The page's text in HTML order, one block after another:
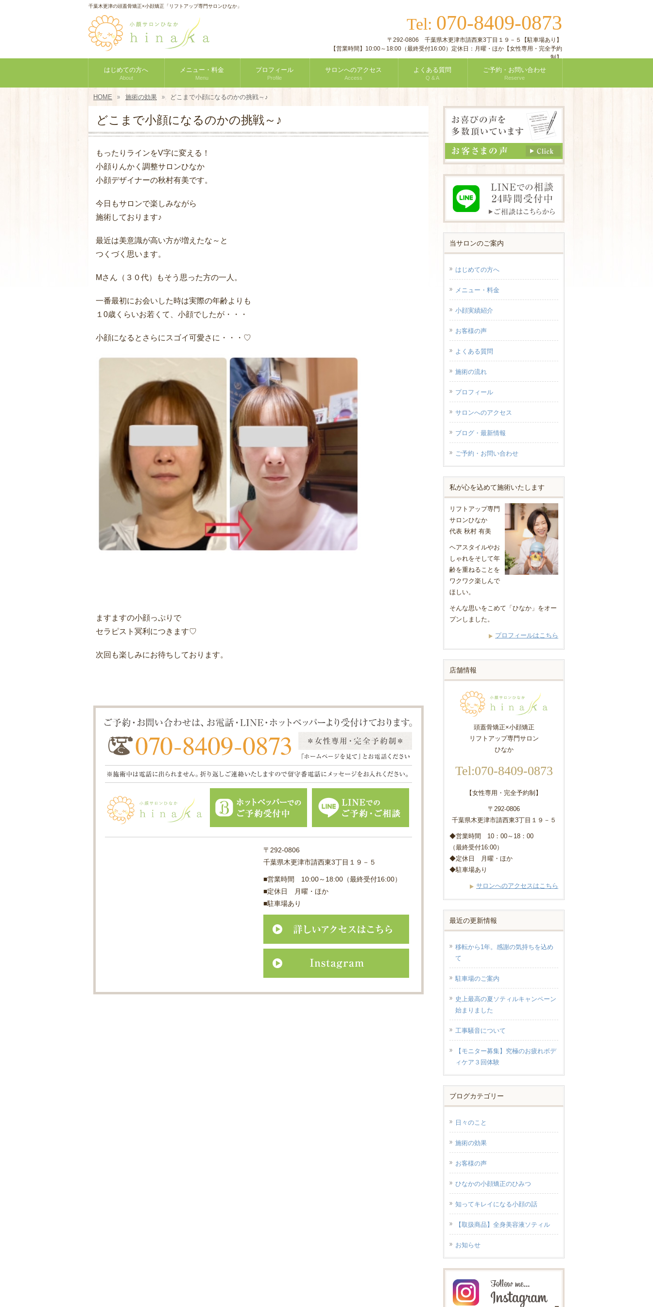
千葉木更津の頭蓋骨矯正×小顔矯正「リフトアップ専門サロンひなか」
Tel: 070-8409-0873
〒292-0806 千葉県木更津市請西東3丁目１９－５【駐車場あり】
【営業時間】10:00～18:00（最終受付16:00）定休日：月曜・ほか【女性専用・完全予約
制】
はじめての方へ
About
メニュー・料金
Menu
プロフィール
Profile
サロンへのアクセス
Access
よくある質問
Q & A
ご予約・お問い合わせ
Reserve
HOME 施術の効果 どこまで小顔になるのかの挑戦～♪
どこまで小顔になるのかの挑戦～♪
もったりラインをV字に変える！
小顔りんかく調整サロンひなか
小顔デザイナーの秋村有美です。
今日もサロンで楽しみながら
施術しております♪
最近は美意識が高い方が増えたな～と
つくづく思います。
Mさん（３０代）もそう思った方の一人。
一番最初にお会いした時は実際の年齢よりも
１0歳くらいお若くて、小顔でしたが・・・
小顔になるとさらにスゴイ可愛さに・・・♡
ますますの小顔っぷりで
セラピスト冥利につきます♡
次回も楽しみにお待ちしております。
〒292-0806
千葉県木更津市請西東3丁目１９－５
■営業時間 10:00～18:00（最終受付16:00）
■定休日 月曜・ほか
■駐車場あり
当サロンのご案内
はじめての方へ
メニュー・料金
小顔実績紹介
お客様の声
よくある質問
施術の流れ
プロフィール
サロンへのアクセス
ブログ・最新情報
ご予約・お問い合わせ
私が心を込めて施術いたします
リフトアップ専門
サロンひなか
代表 秋村 有美
ヘアスタイルやお
しゃれをそして年
齢を重ねることを
ワクワク楽しんで
ほしい。
そんな思いをこめて「ひなか」をオー
プンしました。
プロフィールはこちら
店舗情報
頭蓋骨矯正×小顔矯正
リフトアップ専門サロン
ひなか
Tel:070-8409-0873
【女性専用・完全予約制】
〒292-0806
千葉県木更津市請西東3丁目１９－５
◆営業時間 10：00～18：00
（最終受付16:00）
◆定休日 月曜・ほか
◆駐車場あり
サロンへのアクセスはこちら
最近の更新情報
移転から1年。感謝の気持ちを込め
て
駐車場のご案内
史上最高の夏ソティルキャンペーン
始まりました
工事騒音について
【モニター募集】究極のお疲れボデ
ィケア３回体験
ブログカテゴリー
日々のこと
施術の効果
お客様の声
ひなかの小顔矯正のひみつ
知ってキレイになる小顔の話
【取扱商品】全身美容液ソティル
お知らせ